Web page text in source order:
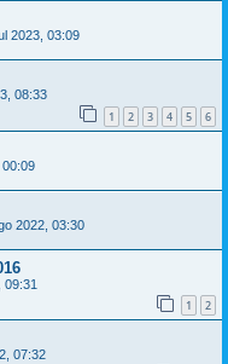
2023, 03:09
08:33
1 2 3 4 5 6
2022, 03:30
09:31
1 2
07:32